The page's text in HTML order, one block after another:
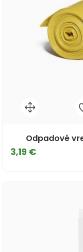
Odpadové
3,19 €Cena